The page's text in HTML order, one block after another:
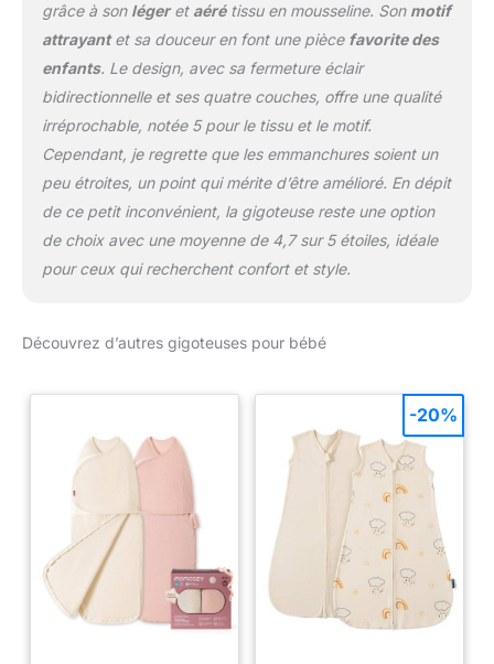
grâce à son légeret aérétissu en mousseline. Son motif
attrayantet sa douceur en font une pièce favorite des
enfants. Le design, avec sa fermeture éclair
bidirectionnelle et ses quatre couches, offre une qualité
irréprochable, notée 5 pour le tissu et le motif.
Cependant, je regrette que les emmanchures soient un
peu étroites, un point qui mérite d’être amélioré. En dépit
de ce petit inconvénient, la gigoteuse reste une option
de choix avec une moyenne de 4,7 sur 5 étoiles, idéale
pour ceux qui recherchent confort et style.
Découvrez d’autres gigoteuses pour bébé
-20%